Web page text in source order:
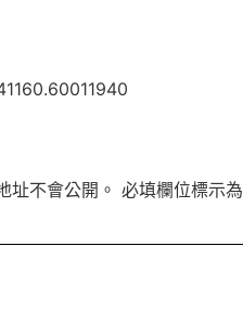
址不會公開。 必填欄位標示為